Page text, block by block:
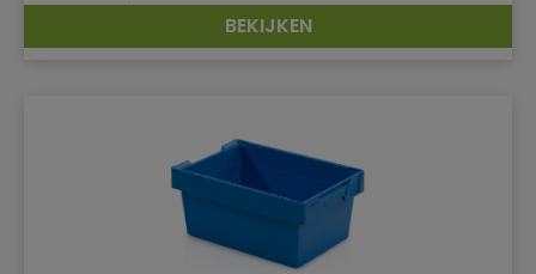
DETAILS
BEKIJKEN